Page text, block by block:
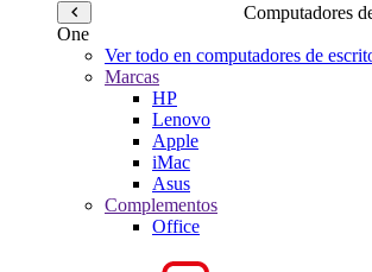
Computadores
One
Ver todo en computadores de
Marcas
HP
Lenovo
Apple
iMac
Asus
Complementos
Office